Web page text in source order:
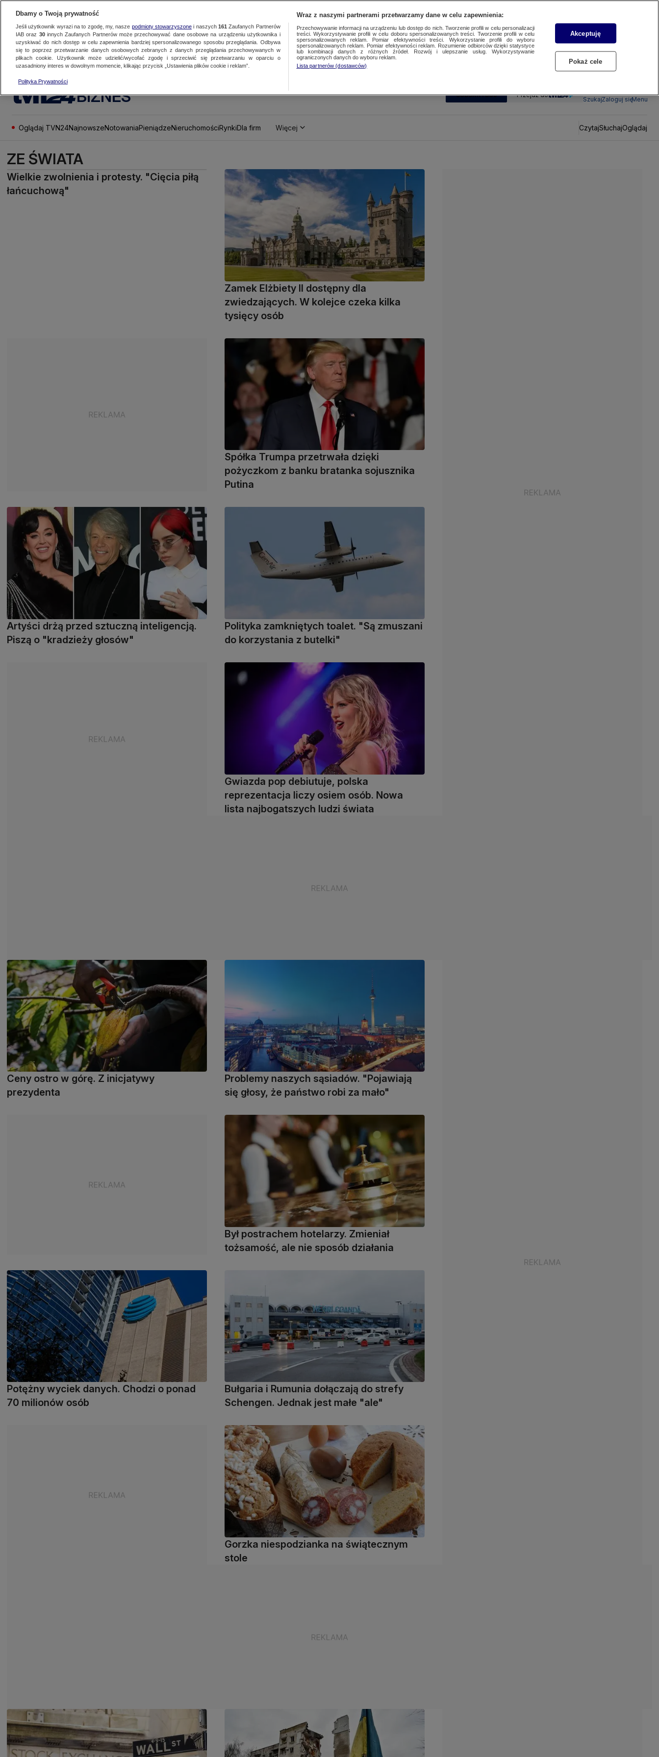
BIZNES SUBSKRYBUJ Przejdź do
SzukajZaloguj sięMenu
Oglądaj TVN24NajnowszeNotowaniaPieniądzeNieruchomościRynkiDla firm Więcej CzytajSłuchajOglądaj
ZE ŚWIATA
Wielkie zwolnienia i protesty. "Cięcia piłą
łańcuchową"
Zamek Elżbiety II dostępny dla
zwiedzających. W kolejce czeka kilka
tysięcy osób
Spółka Trumpa przetrwała dzięki
pożyczkom z banku bratanka sojusznika
Putina
Artyści drżą przed sztuczną inteligencją.
Piszą o "kradzieży głosów"
Polityka zamkniętych toalet. "Są zmuszani
do korzystania z butelki"
Gwiazda pop debiutuje, polska
reprezentacja liczy osiem osób. Nowa
lista najbogatszych ludzi świata
Ceny ostro w górę. Z inicjatywy
prezydenta
Problemy naszych sąsiadów. "Pojawiają
się głosy, że państwo robi za mało"
Był postrachem hotelarzy. Zmieniał
tożsamość, ale nie sposób działania
Potężny wyciek danych. Chodzi o ponad
70 milionów osób
Bułgaria i Rumunia dołączają do strefy
Schengen. Jednak jest małe "ale"
Gorzka niespodzianka na świątecznym
stole
Dbamy o Twoją prywatność
Jeśli użytkownik wyrazi na to zgodę, my, nasze podmioty stowarzyszonei naszych 161 Zaufanych Partnerów
IAB oraz 30innych Zaufanych Partnerów może przechowywać dane osobowe na urządzeniu użytkownika i
uzyskiwać do nich dostęp w celu zapewnienia bardziej spersonalizowanego sposobu przeglądania. Odbywa
się to poprzez przetwarzanie danych osobowych zebranych z danych przeglądania przechowywanych w
plikach cookie. Użytkownik może udzielić/wycofać zgodę i sprzeciwić się przetwarzaniu w oparciu o
uzasadniony interes w dowolnym momencie, klikając przycisk „Ustawienia plików cookie i reklam”.
Polityka Prywatności
Wraz z naszymi partnerami przetwarzamy dane w celu zapewnienia:
Przechowywanie informacji na urządzeniu lub dostęp do nich. Tworzenie profili w celu personalizacji
treści. Wykorzystywanie profili w celu doboru spersonalizowanych treści. Tworzenie profili w celu
spersonalizowanych reklam. Pomiar efektywności treści. Wykorzystanie profili do wyboru
spersonalizowanych reklam. Pomiar efektywności reklam. Rozumienie odbiorców dzięki statystyce
lub kombinacji danych z różnych źródeł. Rozwój i ulepszanie usług. Wykorzystywanie
ograniczonych danych do wyboru reklam.
Lista partnerów (dostawców)
Akceptuję
Pokaż cele